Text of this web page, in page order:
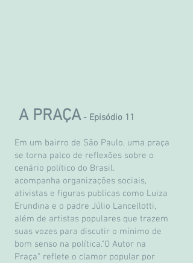
A PRAÇA- Episódio 11
Em um bairro de São Paulo, uma praça
se torna palco de reflexões sobre o
cenário político do Brasil.
acompanha organizações sociais,
ativistas e figuras publicas como Luiza
Erundina e o padre Júlio Lancellotti,
além de artistas populares que trazem
suas vozes para discutir o mínimo de
bom senso na política."O Autor na
Praça" reflete o clamor popular por